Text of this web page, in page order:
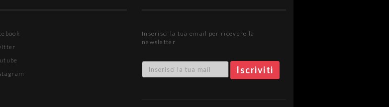
Inserisci la tua email per ricevere la
newsletter